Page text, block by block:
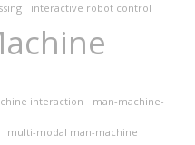
interactive robot control
interaction man-machine-
multi-modal man-machine